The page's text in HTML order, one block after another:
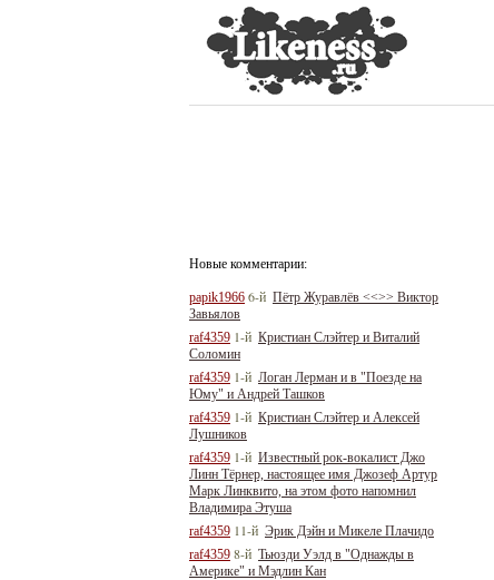
Новые комментарии:
papik1966 6-й Пётр Журавлёв <<>> Виктор
Завьялов
raf4359 1-й Кристиан Слэйтер и Виталий
Соломин
raf4359 1-й Логан Лерман и в "Поезде на
Юму" и Андрей Ташков
raf4359 1-й Кристиан Слэйтер и Алексей
Лушников
raf4359 1-й Известный рок-вокалист Джо
Линн Тёрнер, настоящее имя Джозеф Артур
Марк Линквито, на этом фото напомнил
Владимира Этуша
raf4359 11-й Эрик Дэйн и Микеле Плачидо
raf4359 8-й Тьюзди Уэлд в "Однажды в
Америке" и Мэдлин Кан